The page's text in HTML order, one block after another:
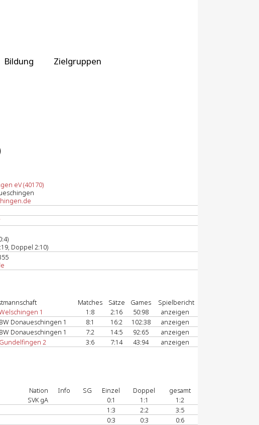
Bildung Zielgruppen
eV (40170)
Doppel 2:10)
Matches Sätze Games
Spielbericht
1 1:8 2:16 50:98
anzeigen
Donaueschingen 1 8:1 16:2 102:38
anzeigen
Donaueschingen 1 7:2 14:5 92:65
anzeigen
2 3:6 7:14 43:94 anzeigen
Nation Info SG Einzel Doppel
gesamt
SVK gA 0:1 1:1
1:2
1:3 2:2
3:5
0:3 0:3
0:6